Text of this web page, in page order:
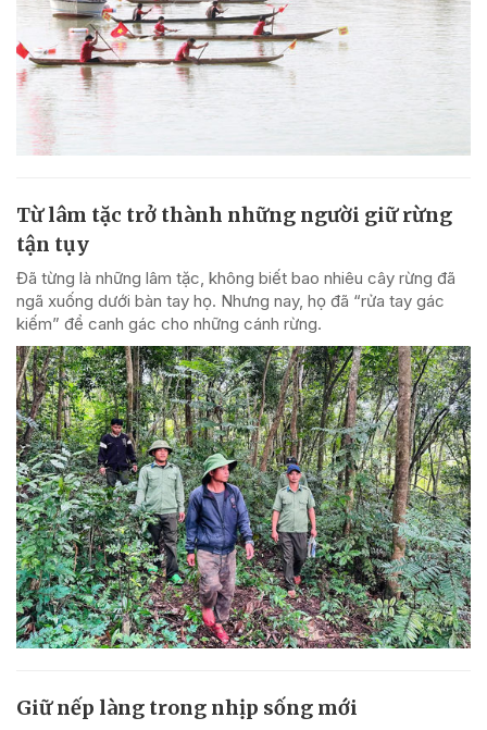
Từ lâm tặc trở thành những người giữ rừng
tận tụy
Đã từng là những lâm tặc, không biết bao nhiêu cây rừng đã
ngã xuống dưới bàn tay họ. Nhưng nay, họ đã “rửa tay gác
kiếm” để canh gác cho những cánh rừng.
Giữ nếp làng trong nhịp sống mới